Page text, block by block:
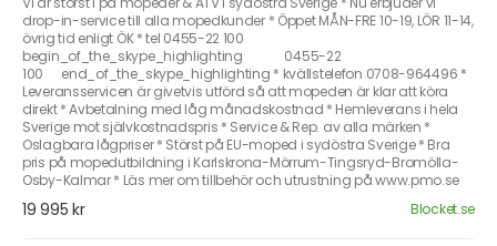
drop-in-service till alla mopedkunder * Öppet MÅN-FRE 10-19, LÖR 11-14,
övrig tid enligt ÖK * tel 0455-22 100
begin_of_the_skype_highlighting 0455-22
100 end_of_the_skype_highlighting * kvällstelefon 0708-964496 *
Leveransservicen är givetvis utförd så att mopeden är klar att köra
direkt * Avbetalning med låg månadskostnad * Hemleverans i hela
Sverige mot självkostnadspris * Service & Rep. av alla märken *
Oslagbara lågpriser * Störst på EU-moped i sydöstra Sverige * Bra
pris på mopedutbildning i Karlskrona-Mörrum-Tingsryd-Bromölla-
Osby-Kalmar * Läs mer om tillbehör och utrustning på www.pmo.se
19 995 kr Blocket.se